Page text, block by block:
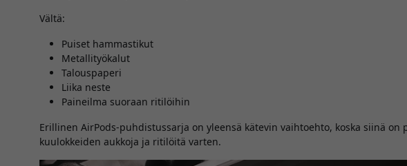
Vältä:
Puiset hammastikut
Metallityökalut
Talouspaperi
Liika neste
Paineilma suoraan ritilöihin
Erillinen AirPods-puhdistussarja on yleensä kätevin vaihtoehto, koska siinä on
kuulokkeiden aukkoja ja ritilöitä varten.